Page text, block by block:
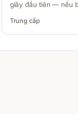
giây đầu tiên — nếu
Trung cấp